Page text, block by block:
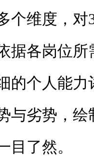
个维度，对
据各岗位
的个人能力
与劣势，绘
目了然。